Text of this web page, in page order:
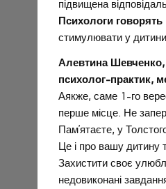
підвищена
Психологи говорять
стимулювати у
Алевтина Шевченко,
психолог-практик,
Аякже, саме 1-го
перше місце. Не
Пам’ятаєте, у
Це і про вашу дитину
Захистити своє
недовиконані